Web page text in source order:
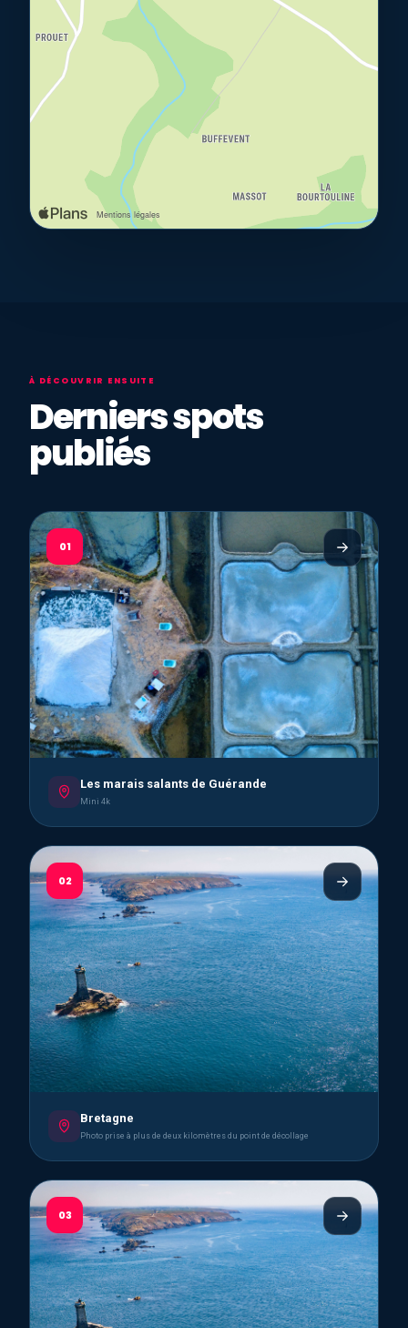
À DÉCOUVRIR ENSUITE
Derniers spots
publiés
01
Les marais salants de Guérande
Mini 4k
02
Bretagne
Photo prise à plus de deux kilomètres du point de décollage
03